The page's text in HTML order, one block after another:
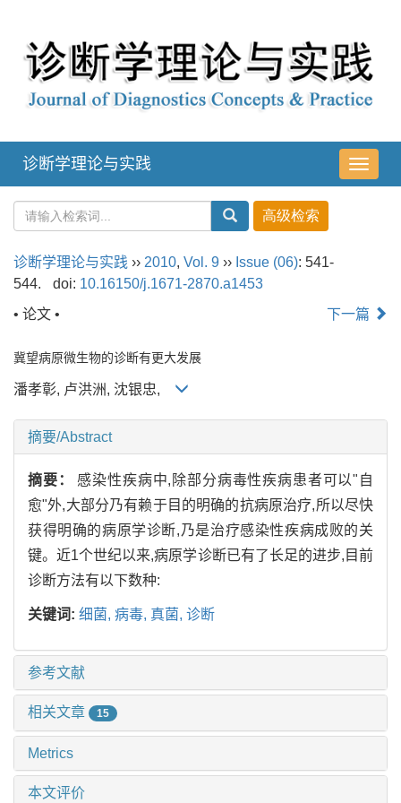
导
航
诊断学理论与实践
诊断学理论与实践 ›› 2010, Vol. 9 ›› Issue (06): 541-
544.
doi: 10.16150/j.1671-2870.a1453
• 论文 •
下一篇
冀望病原微生物的诊断有更大发展
潘孝彰, 卢洪洲, 沈银忠,
摘要/Abstract
摘要：感染性疾病中,除部分病毒性疾病患者可以"自
愈"外,大部分乃有赖于目的明确的抗病原治疗,所以尽快
获得明确的病原学诊断,乃是治疗感染性疾病成败的关
键。近1个世纪以来,病原学诊断已有了长足的进步,目前
诊断方法有以下数种:
关键词: 细菌, 病毒, 真菌, 诊断
参考文献
相关文章 15
Metrics
本文评价